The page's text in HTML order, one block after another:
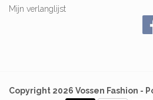
Mijn verlanglijst
Copyright 2026 Vossen Fashion -